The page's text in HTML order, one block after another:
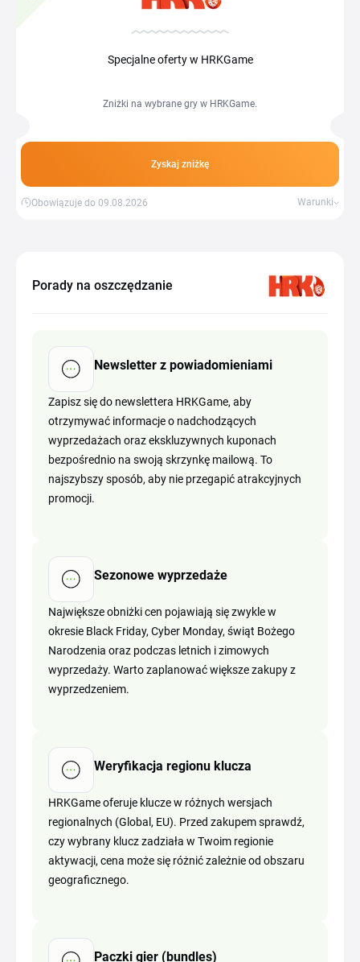
Specjalne oferty w HRKGame
Zniżki na wybrane gry w HRKGame.
Zyskaj zniżkę
Obowiązuje do 09.08.2026 Warunki
Porady na oszczędzanie
Newsletter z powiadomieniami
Zapisz się do newslettera HRKGame, aby
otrzymywać informacje o nadchodzących
wyprzedażach oraz ekskluzywnych kuponach
bezpośrednio na swoją skrzynkę mailową. To
najszybszy sposób, aby nie przegapić atrakcyjnych
promocji.
Sezonowe wyprzedaże
Największe obniżki cen pojawiają się zwykle w
okresie Black Friday, Cyber Monday, świąt Bożego
Narodzenia oraz podczas letnich i zimowych
wyprzedaży. Warto zaplanować większe zakupy z
wyprzedzeniem.
Weryfikacja regionu klucza
HRKGame oferuje klucze w różnych wersjach
regionalnych (Global, EU). Przed zakupem sprawdź,
czy wybrany klucz zadziała w Twoim regionie
aktywacji, cena może się różnić zależnie od obszaru
geograficznego.
Paczki gier (bundles)